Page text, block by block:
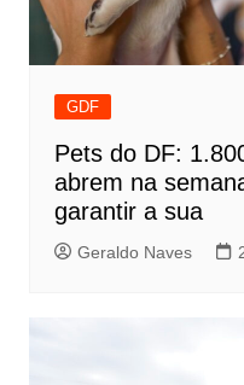
GDF
Pets do DF:
abrem na
garantir a sua
Geraldo Naves